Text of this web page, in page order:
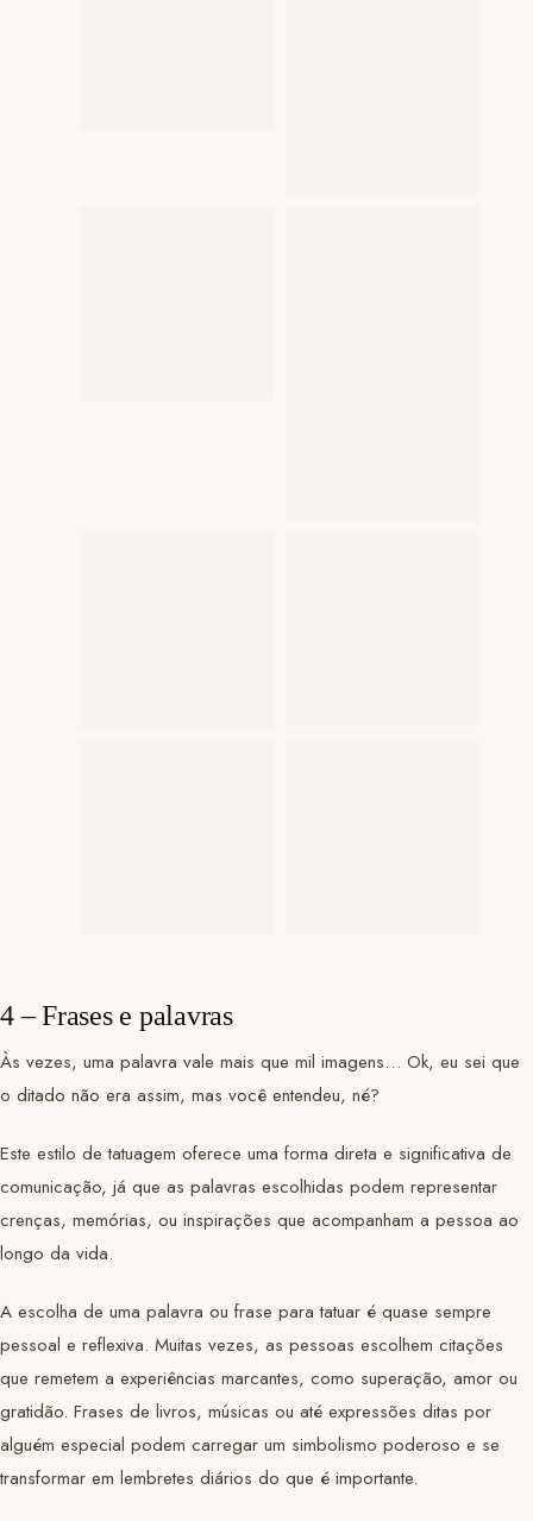
4 – Frases e palavras
Às vezes, uma palavra vale mais que mil imagens… Ok, eu sei que
o ditado não era assim, mas você entendeu, né?
Este estilo de tatuagem oferece uma forma direta e significativa de
comunicação, já que as palavras escolhidas podem representar
crenças, memórias, ou inspirações que acompanham a pessoa ao
longo da vida.
A escolha de uma palavra ou frase para tatuar é quase sempre
pessoal e reflexiva. Muitas vezes, as pessoas escolhem citações
que remetem a experiências marcantes, como superação, amor ou
gratidão. Frases de livros, músicas ou até expressões ditas por
alguém especial podem carregar um simbolismo poderoso e se
transformar em lembretes diários do que é importante.